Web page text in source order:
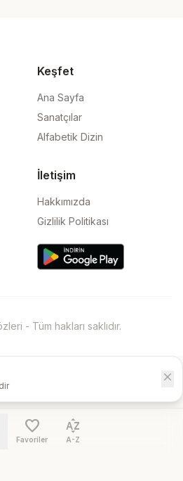
Keşfet
Ana Sayfa
Sanatçılar
Alfabetik Dizin
İletişim
Hakkımızda
Gizlilik Politikası
- Tüm hakları saklıdır.
close
favorite
Favoriler
sort_by_alpha
A-Z